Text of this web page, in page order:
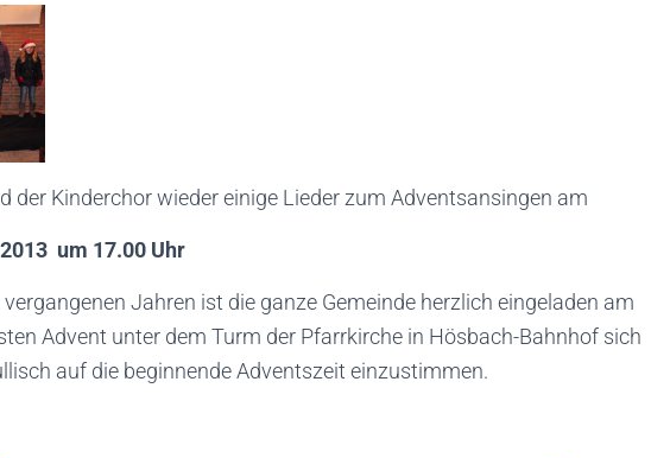
der Kinderchor wieder einige Lieder zum Adventsansingen am
um 17.00 Uhr
Jahren ist die ganze Gemeinde herzlich eingeladen am
Advent unter dem Turm der Pfarrkirche in Hösbach-Bahnhof sich
auf die beginnende Adventszeit einzustimmen.